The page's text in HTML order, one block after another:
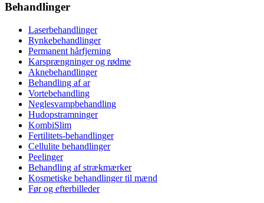
Behandlinger
Laserbehandlinger
Rynkebehandlinger
Permanent hårfjerning
Karsprængninger og rødme
Aknebehandlinger
Behandling af ar
Vortebehandling
Neglesvampbehandling
Hudopstramninger
KombiSlim
Fertilitets-behandlinger
Cellulite behandlinger
Peelinger
Behandling af strækmærker
Kosmetiske behandlinger til mænd
Før og efterbilleder